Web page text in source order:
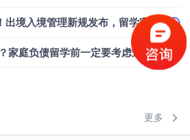
2026年9月15日起施行！出境入境管理新规发布，留学家庭需要关注什么？
借钱硬凑留学是否值得？家庭负债留学前一定要考虑这几个问题
更多